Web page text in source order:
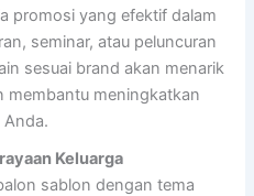
promosi yang efektif dalam
seminar, atau peluncuran
sesuai brand akan menarik
membantu meningkatkan
Anda.
Keluarga
sablon dengan tema